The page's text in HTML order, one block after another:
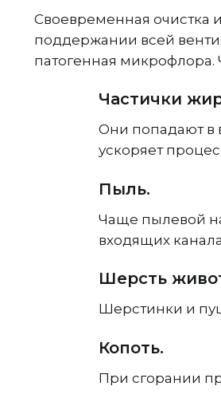
Своевременная очистка
поддержании всей
патогенная микрофлора.
Частички
Они попадают в
ускоряет
Пыль.
Чаще пылевой
входящих
Шерсть
Шерстинки и
Копоть.
При сгорании